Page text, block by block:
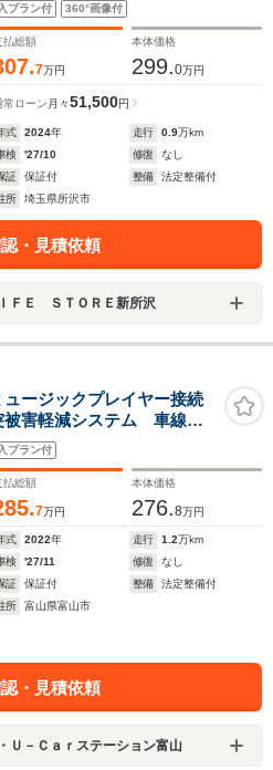
プラン付 360°画像付
払総額
7万円
本体価格
299.0万円
常ローン 月々51,500円
式 2024年 走行 0.9万km
検
'27/10 修復
なし
証
保証付 整備
法定整備付
所
埼玉県所沢市
・見積依頼
ＦＥ ＳＴＯＲＥ新所沢
ジックプレイヤー接続
害軽減システム 車線逸
ーム ETC LEDヘッド
プラン付
払総額
7万円
本体価格
276.8万円
式 2022年 走行 1.2万km
検
'27/11 修復
なし
証
保証付 整備
法定整備付
所
富山県富山市
・見積依頼
Ｕ－Ｃａｒステーション富山